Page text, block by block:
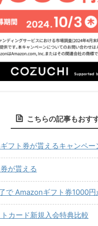
こちらの記事もおす
フト券が貰えるキャンペー
が貰える
で Amazonギフト券1000円
カード新規入会特典比較